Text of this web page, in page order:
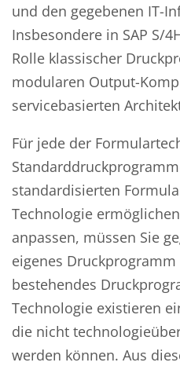
und den gegebenen IT-
Insbesondere in SAP S/
Rolle klassischer
modularen Output-
servicebasierten
Für jede der
standardisierten
Technologie
anpassen, müssen Sie
eigenes
bestehendes
Technologie existieren
die nicht
werden können. Aus